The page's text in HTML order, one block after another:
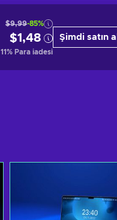
$9,99-85%
$1,48
11% Para iadesi
Şimdi satın al